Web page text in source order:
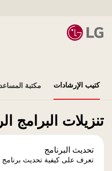
كتيب الإرشادات مكتبة
تنزيلات البرامج
تحديث البرنامج
تعرف على كيفية تحديث برنامج